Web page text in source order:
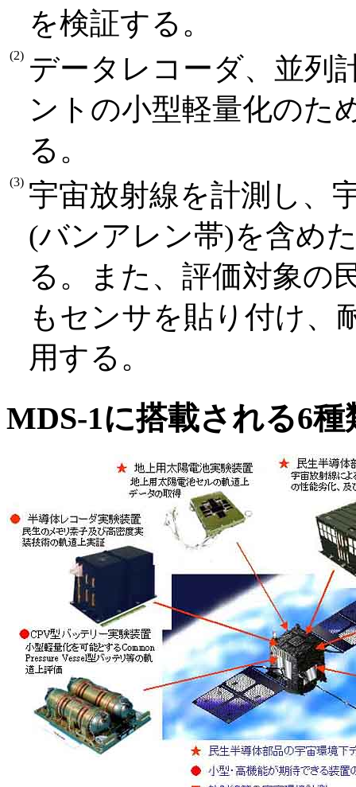
を検証する。
(2) データレコーダ、並列
ントの小型軽量化のた
る。
(3) 宇宙放射線を計測し、
(バンアレン帯)を含め
る。また、評価対象の
もセンサを貼り付け、
用する。
MDS-1に搭載される6種